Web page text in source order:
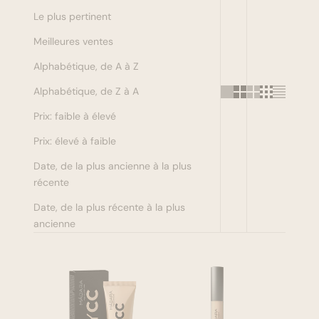
Se maquiller
Bien-être
Marques
Vente
Le plus pertinent
Meilleures ventes
Alphabétique, de A à Z
Alphabétique, de Z à A
Prix: faible à élevé
Prix: élevé à faible
Date, de la plus ancienne à la plus
récente
Date, de la plus récente à la plus
ancienne